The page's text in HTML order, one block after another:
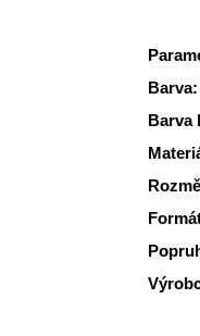
Barva:
Barva